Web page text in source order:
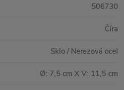
506730
Číra
Sklo / Nerezová ocel
Ø: 7,5 cm X V: 11,5 cm